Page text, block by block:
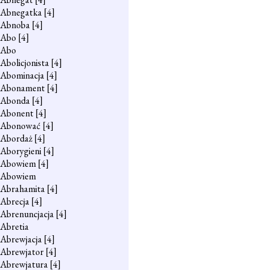
Abnegatka[4]
Abnoba[4]
Abo [4]
Abo
Abolicjonista[4]
Abominacja[4]
Abonament[4]
Abonda[4]
Abonent[4]
Abonować [4]
Abordaż[4]
Aborygieni[4]
Abowiem[4]
Abowiem
Abrahamita[4]
Abrecja[4]
Abrenuncjacja[4]
Abretia
Abrewjacja[4]
Abrewjator[4]
Abrewjatura[4]